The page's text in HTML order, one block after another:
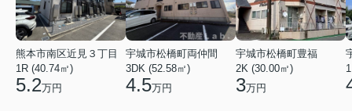
熊本市南区近見３丁目
1R (40.74㎡)
5.2万円
宇城市松橋町両仲間
3DK (52.58㎡)
4.5万円
宇城市松橋町豊福
2K (30.00㎡)
3万円